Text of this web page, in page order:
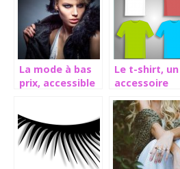
La mode à bas
prix, accessible
Le t-shirt, un
accessoire